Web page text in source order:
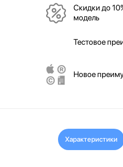
Скидки до
модель
Тестовое
Новое
Характеристики